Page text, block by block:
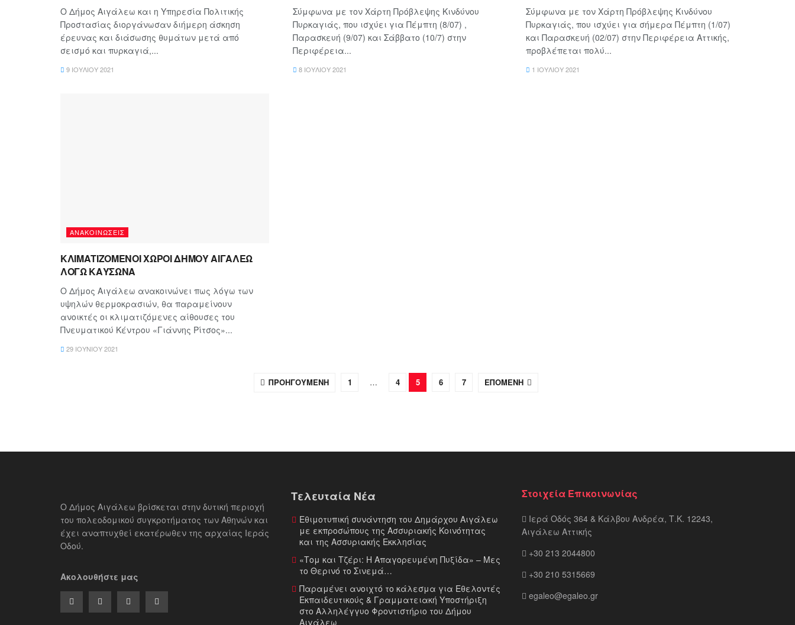
Ο Δήμος Αιγάλεω και η Υπηρεσία Πολιτικής
Προστασίας διοργάνωσαν διήμερη άσκηση
έρευνας και διάσωσης θυμάτων μετά από
σεισμό και πυρκαγιά,...
9 ΙΟΥΛΊΟΥ 2021
Σύμφωνα με τον Χάρτη Πρόβλεψης Κινδύνου
Πυρκαγιάς, που ισχύει για Πέμπτη (8/07) ,
Παρασκευή (9/07) και Σάββατο (10/7) στην
Περιφέρεια...
8 ΙΟΥΛΊΟΥ 2021
Σύμφωνα με τον Χάρτη Πρόβλεψης Κινδύνου
Πυρκαγιάς, που ισχύει για σήμερα Πέμπτη (1/07)
και Παρασκευή (02/07) στην Περιφέρεια Αττικής,
προβλέπεται πολύ...
1 ΙΟΥΛΊΟΥ 2021
ΑΝΑΚΟΙΝΏΣΕΙΣ
ΚΛΙΜΑΤΙΖΟΜΕΝΟΙ ΧΩΡΟΙ ΔΗΜΟΥ ΑΙΓΑΛΕΩ
ΛΟΓΩ ΚΑΥΣΩΝΑ
Ο Δήμος Αιγάλεω ανακοινώνει πως λόγω των
υψηλών θερμοκρασιών, θα παραμείνουν
ανοικτές οι κλιματιζόμενες αίθουσες του
Πνευματικού Κέντρου «Γιάννης Ρίτσος»...
29 ΙΟΥΝΊΟΥ 2021
ΠΡΟΗΓΟΥΜΕΝΗ 1 … 4 5 6 7 ΕΠΟΜΕΝΗ
Ο Δήμος Αιγάλεω βρίσκεται στην δυτική περιοχή
του πολεοδομικού συγκροτήματος των Αθηνών και
έχει αναπτυχθεί εκατέρωθεν της αρχαίας Ιεράς
Οδού.
Ακολουθήστε μας
Τελευταία Νέα
Εθιμοτυπική συνάντηση του Δημάρχου Αιγάλεω
με εκπροσώπους της Ασσυριακής Κοινότητας
και της Ασσυριακής Εκκλησίας
«Τομ και Τζέρι: Η Απαγορευμένη Πυξίδα» – Μες
το Θερινό το Σινεμά…
Παραμένει ανοιχτό το κάλεσμα για Εθελοντές
Εκπαιδευτικούς & Γραμματειακή Υποστήριξη
στο Αλληλέγγυο Φροντιστήριο του Δήμου
Αιγάλεω
Στοιχεία Επικοινωνίας
Ιερά Οδός 364 & Κάλβου Ανδρέα, Τ.Κ. 12243,
Αιγάλεω Αττικής
+30 213 2044800
+30 210 5315669
egaleo@egaleo.gr